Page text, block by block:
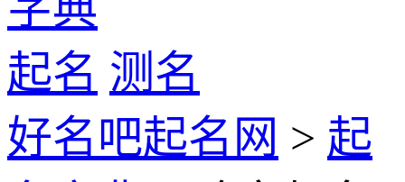
起名 测名
好名吧起名网 > 起